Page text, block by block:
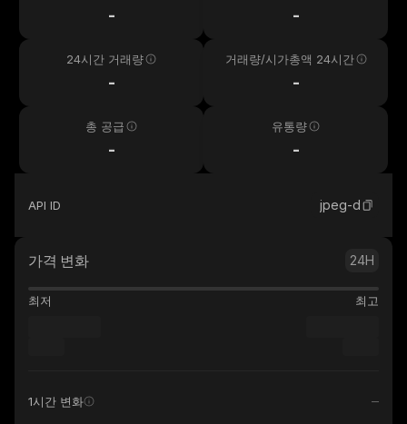
- -
24시간 거래량
-
거래량/시가총액 24시간
-
총 공급
-
유통량
-
API ID jpeg-d
가격 변화 24H
최저 최고
1시간 변화